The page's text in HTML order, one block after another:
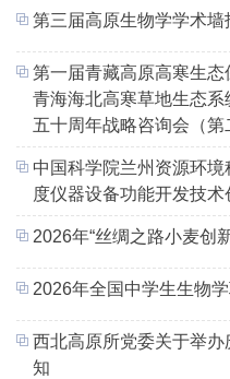
第三届高原生物学学术墙
第一届青藏高原高寒生
青海海北高寒草地生态
五十周年战略咨询会（第
中国科学院兰州资源环
度仪器设备功能开发技
2026年“丝绸之路小麦创
2026年全国中学生生物
西北高原所党委关于举
知